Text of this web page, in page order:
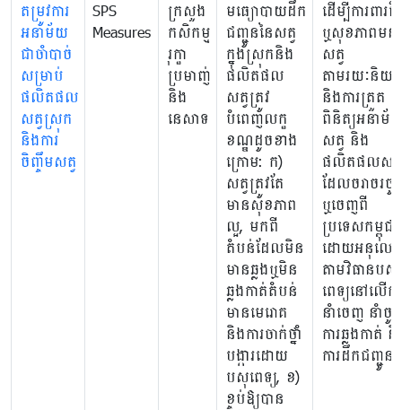
តម្រូវការ
អនាម័យ
ជាចាំបាច់
សម្រាប់
ផលិតផល
សត្វស្រុក
និងការ
ចិញ្ចឹមសត្វ
SPS
Measures
ក្រសួង
កសិកម្ម
រុក្ខា
ប្រមាញ់
និង
នេសាទ
មធ្យោបាយដឹក
ជញ្ជូននៃសត្វ
ក្នុងស្រុកនិង
ផលិតផល
សត្វត្រូវ
បំពេញលក្ខ
ខណ្ឌដូចខាង
ក្រោម: ក)
សត្វត្រូវតែ
មានសុខភាព
ល្អ, មកពី
តំបន់ដែលមិន
មានឆ្លងឬមិន
ឆ្លងកាត់តំបន់
មានមេរោគ
និងការចាក់ថ្នាំ
បង្ការដោយ
បសុពេទ្យ, ខ)
ខ្ចប់ឱ្យបាន
ដើម្បីការពារជី
ឬសុខភាពមនុ
សត្វ
តាមរយៈនិយ
និងការត្រួត
ពិនិត្យអនាម័យ
សត្វ និង
ផលិតផលសត្វ
ដែលចរាចរចូ
ឬចេញពី
ប្រទេសកម្ពុជា
ដោយអនុលោ
តាមវិធានបសុ
ពេទ្យនៅលើកា
នាំចេញ នាំចូ
ការឆ្លងកាត់ និ
ការដឹកជញ្ជូន